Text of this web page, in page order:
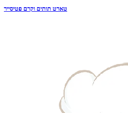
טארט תותים וקרם פטיסייר